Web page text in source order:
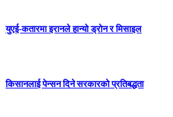
युएई-कतारमा इरानले हान्यो ड्रोन र मिसाइल
किसानलाई पेन्सन दिने सरकारको प्रतिबद्धता